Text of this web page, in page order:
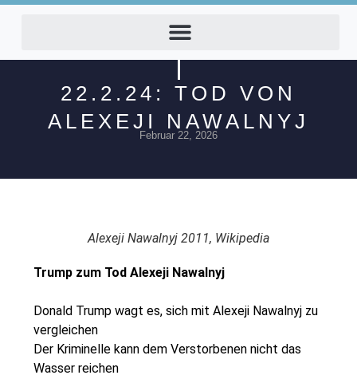
22.2.24: TOD VON
ALEXEJI NAWALNYJ
Februar 22, 2026
Alexeji Nawalnyj 2011, Wikipedia
Trump zum Tod Alexeji Nawalnyj
Donald Trump wagt es, sich mit Alexeji Nawalnyj zu
vergleichen
Der Kriminelle kann dem Verstorbenen nicht das
Wasser reichen